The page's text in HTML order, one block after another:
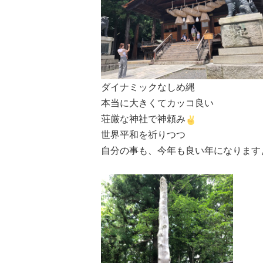
ダイナミックなしめ縄
本当に大きくてカッコ良い
荘厳な神社で神頼み
世界平和を祈りつつ
自分の事も、今年も良い年になります